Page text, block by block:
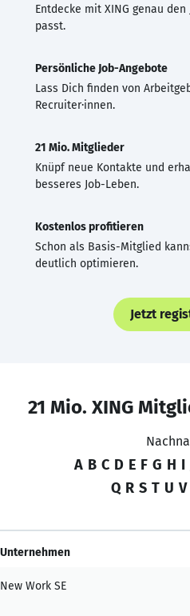
Entdecke mit XING genau
passt.
Persönliche Job-Angebote
Lass Dich finden von
Recruiter·innen.
21 Mio. Mitglieder
Knüpf neue Kontakte und
besseres Job-Leben.
Kostenlos profitieren
Schon als Basis-Mitglied
deutlich optimieren.
Jetzt
21 Mio. XING
A B C D E F G H I
Q R S T U V
Unternehmen
New Work SE